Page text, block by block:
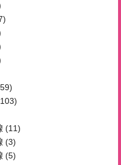
(11)
(3)
(5)